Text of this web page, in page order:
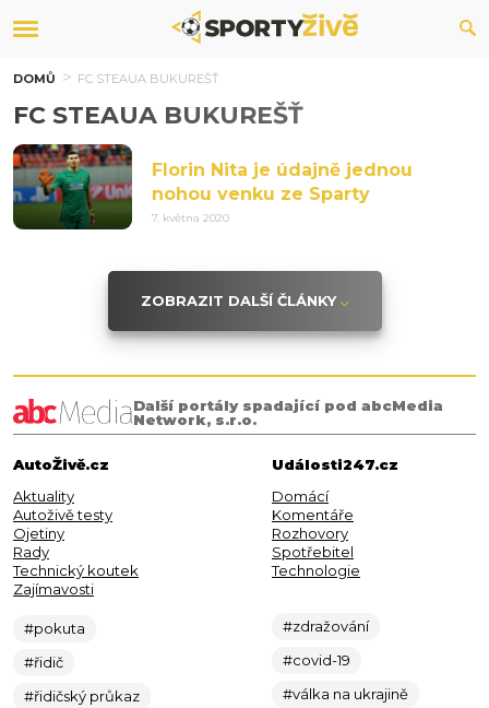
DOMŮ FC STEAUA BUKUREŠŤ
FC STEAUA BUKUREŠŤ
Florin Nita je údajně jednou
nohou venku ze Sparty
7. května 2020
ZOBRAZIT DALŠÍ ČLÁNKY
Další portály spadající pod abcMedia
Network, s.r.o.
AutoŽivě.cz
Aktuality
Autoživě testy
Ojetiny
Rady
Technický koutek
Zajímavosti
#pokuta
#řidič
#řidičský průkaz
Události247.cz
Domácí
Komentáře
Rozhovory
Spotřebitel
Technologie
#zdražování
#covid-19
#válka na ukrajině